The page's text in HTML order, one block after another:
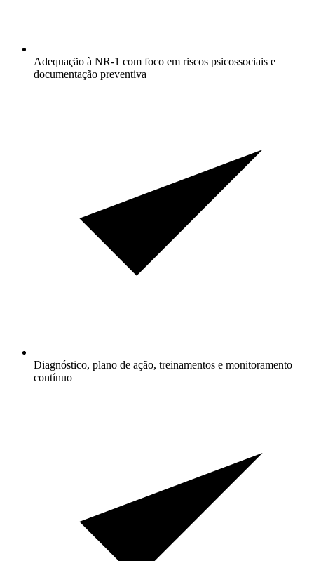
Adequação à NR-1 com foco em riscos psicossociais e
documentação preventiva
Diagnóstico, plano de ação, treinamentos e monitoramento
contínuo